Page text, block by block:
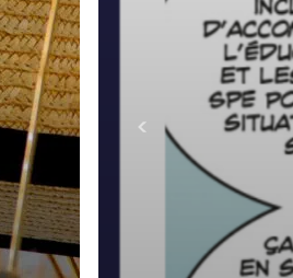
Affaires sensibles